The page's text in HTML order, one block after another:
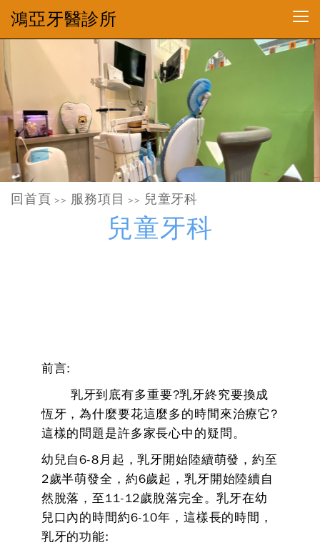
鴻亞牙醫診所
回首頁 >> 服務項目 >> 兒童牙科
兒童牙科
前言:
乳牙到底有多重要?乳牙終究要換成
恆牙，為什麼要花這麼多的時間來治療它?
這樣的問題是許多家長心中的疑問。
幼兒自6-8月起，乳牙開始陸續萌發，約至
2歲半萌發全，約6歲起，乳牙開始陸續自
然脫落，至11-12歲脫落完全。乳牙在幼
兒口內的時間約6-10年，這樣長的時間，
乳牙的功能: